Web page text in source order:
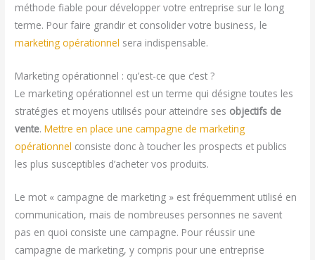
méthode fiable pour développer votre entreprise sur le long
terme. Pour faire grandir et consolider votre business, le
marketing opérationnel sera indispensable.
Marketing opérationnel : qu’est-ce que c’est ?
Le marketing opérationnel est un terme qui désigne toutes les
stratégies et moyens utilisés pour atteindre ses objectifs de
vente.Mettre en place une campagne de marketing
opérationnel consiste donc à toucher les prospects et publics
les plus susceptibles d’acheter vos produits.
Le mot « campagne de marketing » est fréquemment utilisé en
communication, mais de nombreuses personnes ne savent
pas en quoi consiste une campagne. Pour réussir une
campagne de marketing, y compris pour une entreprise